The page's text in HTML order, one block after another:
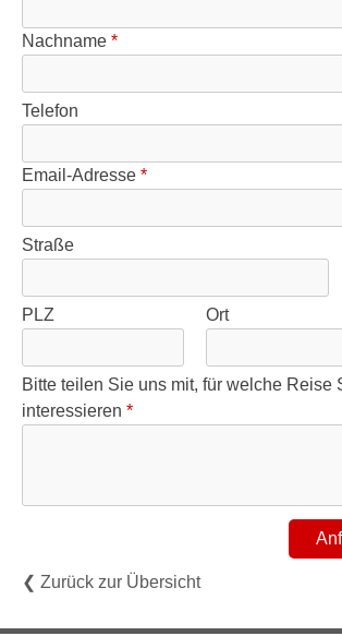
Nachname *
Telefon
Email-Adresse *
Straße
PLZ Ort
Bitte teilen Sie uns mit, für welche Reise
interessieren *
❮ Zurück zur Übersicht